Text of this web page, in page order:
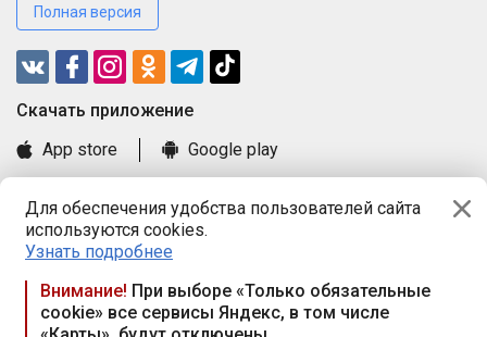
Для обеспечения удобства пользователей сайта
используются cookies.
Узнать подробнее
Внимание! При выборе «Только обязательные
cookie» все сервисы Яндекс, в том числе
Полная версия
Cкачать приложение
App store
Google play
Книга замечаний и предложений
Правила и документы
Praca.by © 2000—2026, ООО «ПРАЦА БАЙ»
Республика Беларусь, 220114, г. Минск, пр-т Независимости
117а, пом. № 9.